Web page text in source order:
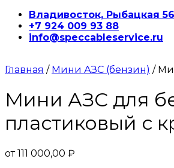
Владивосток, Рыбацкая 56
+7 924 009 93 88
info@speccableservice.ru
Главная / Мини АЗС (бензин) /
Мини АЗС для
пластиковый с
от111 000,00 ₽